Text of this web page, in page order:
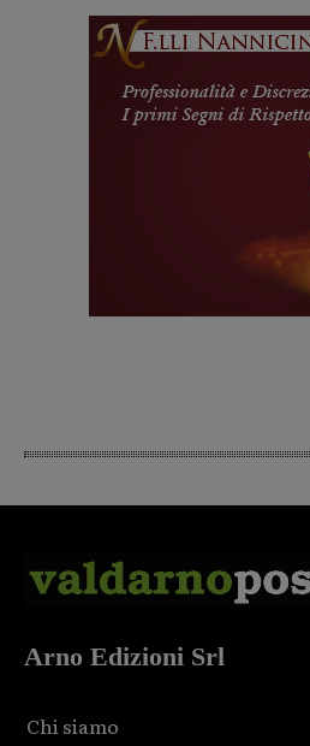
Arno Edizioni Srl
Chi siamo